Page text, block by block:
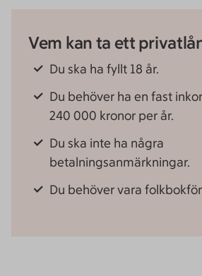
Vem kan ta ett
Du ska ha fyllt 18 år.
Du behöver ha en fast
240 000 kronor per år.
Du ska inte ha några
betalningsanmärkningar.
Du behöver vara